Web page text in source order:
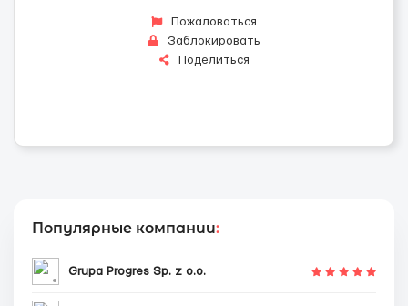
Пожаловаться
Заблокировать
Поделиться
Популярные компании:
Grupa Progres Sp. z o.o.